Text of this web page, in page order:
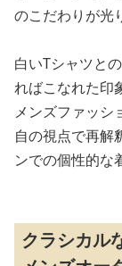
のこだわりが光
白いTシャツと
ればこなれた印
メンズファッシ
自の視点で再解
ンでの個性的な
クラシカル